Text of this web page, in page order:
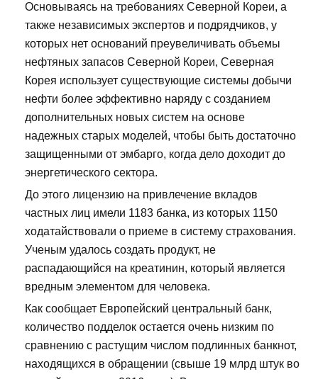
Основываясь на требованиях Северной Кореи, а
также независимых экспертов и подрядчиков, у
которых нет оснований преувеличивать объемы
нефтяных запасов Северной Кореи, Северная
Корея использует существующие системы добычи
нефти более эффективно наряду с созданием
дополнительных новых систем на основе
надежных старых моделей, чтобы быть достаточно
защищенными от эмбарго, когда дело доходит до
энергетического сектора.
До этого лицензию на привлечение вкладов
частных лиц имели 1183 банка, из которых 1150
ходатайствовали о приеме в систему страхования.
Ученым удалось создать продукт, не
распадающийся на креатинин, который является
вредным элементом для человека.
Как сообщает Европейский центральный банк,
количество подделок остается очень низким по
сравнению с растущим числом подлинных банкнот,
находящихся в обращении (свыше 19 млрд штук во